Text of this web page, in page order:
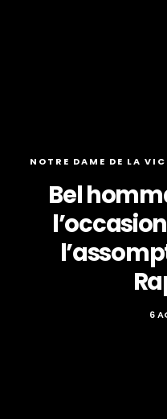
NOTRE DAME DE LA
Bel
6